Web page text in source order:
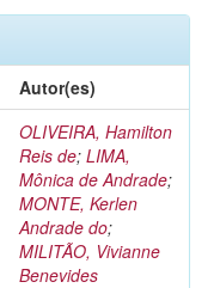
Autor(es)
OLIVEIRA, Hamilton
Reis de; LIMA,
Mônica de Andrade;
MONTE, Kerlen
Andrade do;
MILITÃO, Vivianne
Benevides